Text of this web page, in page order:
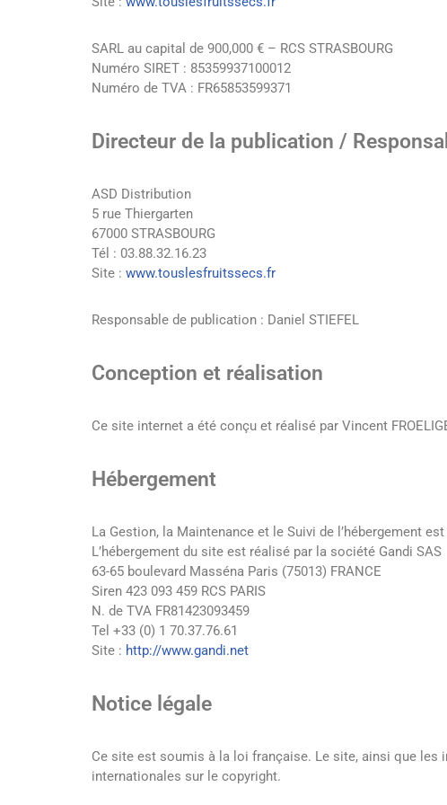
SARL au capital de 900,000 € – RCS STRASBOURG
Numéro SIRET : 85359937100012
Numéro de TVA : FR65853599371
Directeur de la publication /
ASD Distribution
5 rue Thiergarten
67000 STRASBOURG
Tél : 03.88.32.16.23
Site : www.touslesfruitssecs.fr
Responsable de publication : Daniel STIEFEL
Conception et réalisation
Ce site internet a été conçu et réalisé par Vincent
Hébergement
La Gestion, la Maintenance et le Suivi de l’hébergement
L’hébergement du site est réalisé par la société Gandi SAS
63-65 boulevard Masséna Paris (75013) FRANCE
Siren 423 093 459 RCS PARIS
N. de TVA FR81423093459
Tel +33 (0) 1 70.37.76.61
Site : http://www.gandi.net
Notice légale
Ce site est soumis à la loi française. Le site, ainsi que
internationales sur le copyright.